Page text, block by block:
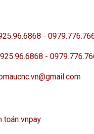
-
-
toán vnpay